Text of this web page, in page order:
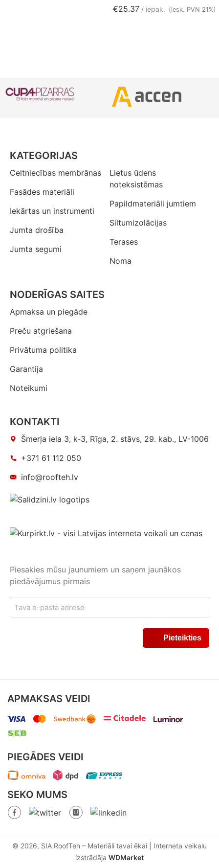
€25.37 iepak. (iesk. PVN 21%)
KATEGORIJAS
Celtniecības membrānas
Fasādes materiāli
Iekārtas un instrumenti
Jumta drošība
Jumta segumi
Lietus ūdens
noteksistēmas
Papildmateriāli jumtiem
Siltumizolācijas
Terases
Noma
NODERĪGAS SAITES
Apmaksa un piegāde
Preču atgriešana
Privātuma politika
Garantija
Noteikumi
KONTAKTI
Šmerļa iela 3, k-3, Rīga, 2. stāvs, 29. kab., LV-1006
+371 61 112 050
info@roofteh.lv
Piesakies mūsu jaunumiem un saņem jaunākos
piedāvājumus pirmais
APMAKSAS VEIDI
PIEGĀDES VEIDI
SEKO MUMS
© 2026, SIA RoofTeh – Materiāli tavai ēkai | Interneta veikalu
izstrādāja WDMarket